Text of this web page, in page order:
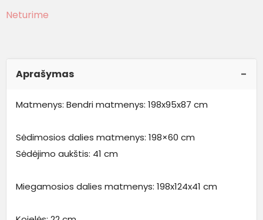
Neturime
Aprašymas
Matmenys: Bendri matmenys: 198x95x87 cm
Sėdimosios dalies matmenys: 198×60 cm
Sėdėjimo aukštis: 41 cm
Miegamosios dalies matmenys: 198x124x41 cm